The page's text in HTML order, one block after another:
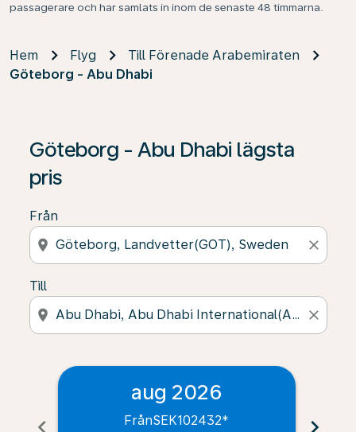
passagerare och har samlats in inom de senaste 48 timmarna.
Hem Flyg
Till Förenade Arabemiraten
Göteborg - Abu Dhabi
Göteborg - Abu Dhabi lägsta
pris
Från
location_on close
Till
location_on close
chevron_left
aug 2026
FrånSEK102432* chevron_right